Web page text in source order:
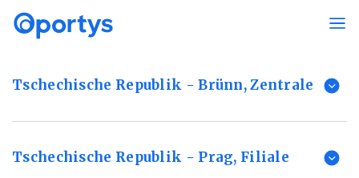
Das Managerteam des
Tschechische Republik - Brünn, Zentrale
Tschechische Republik - Prag, Filiale